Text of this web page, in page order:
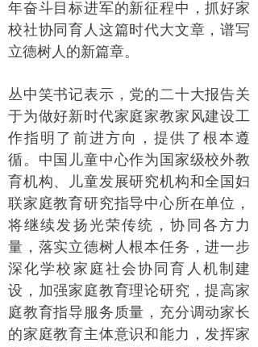
年奋斗目标进军的新征程中，抓好家
校社协同育人这篇时代大文章，谱写
立德树人的新篇章。
丛中笑书记表示，党的二十大报告关
于为做好新时代家庭家教家风建设工
作指明了前进方向，提供了根本遵
循。中国儿童中心作为国家级校外教
育机构、儿童发展研究机构和全国妇
联家庭教育研究指导中心所在单位，
将继续发扬光荣传统，协同各方力
量，落实立德树人根本任务，进一步
深化学校家庭社会协同育人机制建
设，加强家庭教育理论研究，提高家
庭教育指导服务质量，充分调动家长
的家庭教育主体意识和能力，发挥家